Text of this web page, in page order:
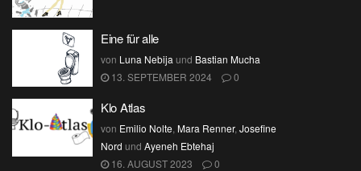
Eine für alle
von Luna Nebija und Bastian Mucha
13. SEPTEMBER 2024
0
Klo Atlas
von Emilio Nolte, Mara Renner, Josefine
Nord und Ayeneh Ebtehaj
16. AUGUST 2023
0